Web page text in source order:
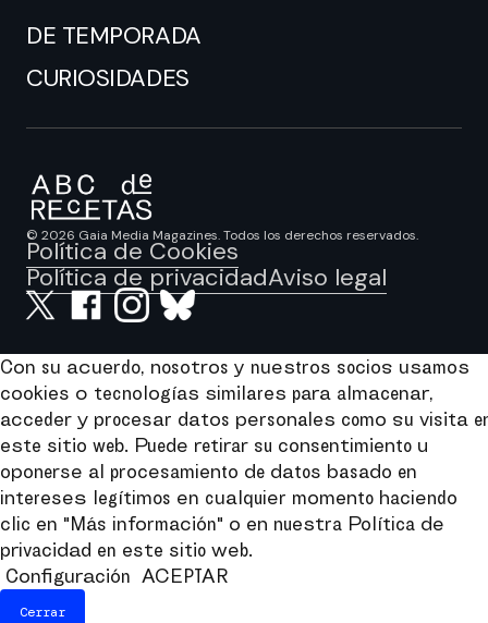
DE TEMPORADA
CURIOSIDADES
© 2026 Gaia Media Magazines. Todos los derechos reservados.
Política de Cookies
Política de privacidadAviso legal
Con su acuerdo, nosotros y nuestros socios usamos
cookies o tecnologías similares para almacenar,
acceder y procesar datos personales como su visita
este sitio web. Puede retirar su consentimiento u
oponerse al procesamiento de datos basado en
intereses legítimos en cualquier momento haciendo
clic en "Más información" o en nuestra Política de
privacidad en este sitio web.
Configuración
ACEPTAR
Cerrar